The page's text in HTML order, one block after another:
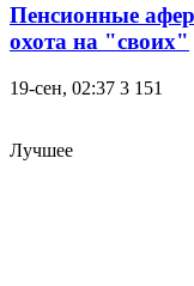
Пенсионные
охота на "своих"
19-сен, 02:37 3 151
Лучшее